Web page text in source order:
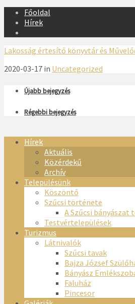
Főoldal
Hírek
Lakosság értesítő könyvtár és
2020-03-17 in Uncategorized
Újabb bejegyzés
Régebbi bejegyzés
Hírek
Aktuális
Közérdekű
Archív
Településünk
Köszöntő
Szűcsi története
A Szűcsi bányászat
Testvértelepülések
Turizmus
Látnivalók
Szűcsi tavak
Bajza József
Bányász
Faluház
Pincesor